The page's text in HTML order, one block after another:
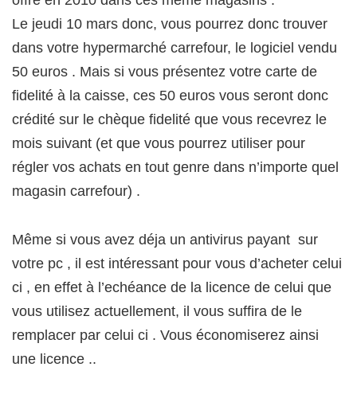
Le jeudi 10 mars donc, vous pourrez donc trouver
dans votre hypermarché carrefour, le logiciel vendu
50 euros . Mais si vous présentez votre carte de
fidelité à la caisse, ces 50 euros vous seront donc
crédité sur le chèque fidelité que vous recevrez le
mois suivant (et que vous pourrez utiliser pour
régler vos achats en tout genre dans n’importe quel
magasin carrefour) .
Même si vous avez déja un antivirus payant sur
votre pc , il est intéressant pour vous d’acheter celui
ci , en effet à l’echéance de la licence de celui que
vous utilisez actuellement, il vous suffira de le
remplacer par celui ci . Vous économiserez ainsi
une licence ..